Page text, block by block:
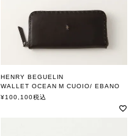
HENRY BEGUELIN
WALLET OCEAN M CUOIO/ EBANO
MULTI OMINO
¥100,100税込